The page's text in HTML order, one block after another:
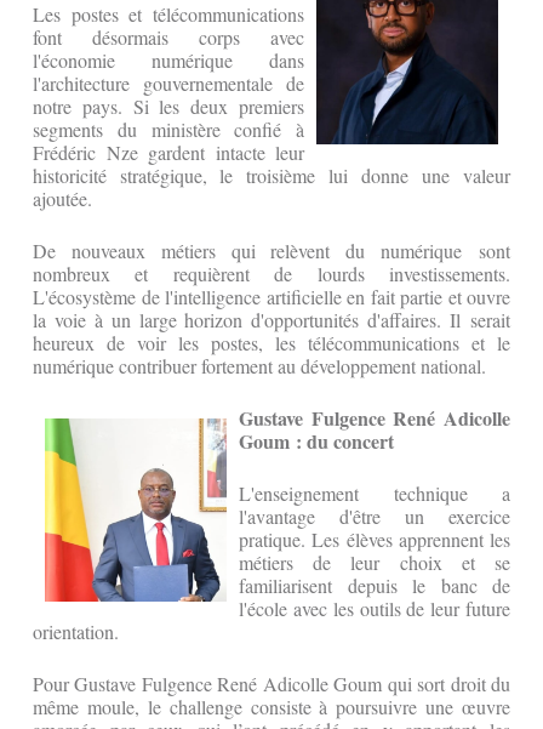
Les postes et télécommunications
font désormais corps avec
l'économie numérique dans
l'architecture gouvernementale de
notre pays. Si les deux premiers
segments du ministère confié à
Frédéric Nze gardent intacte leur
historicité stratégique, le troisième lui donne une valeur
ajoutée.
De nouveaux métiers qui relèvent du numérique sont
nombreux et requièrent de lourds investissements.
L'écosystème de l'intelligence artificielle en fait partie et ouvre
la voie à un large horizon d'opportunités d'affaires. Il serait
heureux de voir les postes, les télécommunications et le
numérique contribuer fortement au développement national.
Gustave Fulgence René Adicolle
Goum : du concert
L'enseignement technique a
l'avantage d'être un exercice
pratique. Les élèves apprennent les
métiers de leur choix et se
familiarisent depuis le banc de
l'école avec les outils de leur future
orientation.
Pour Gustave Fulgence René Adicolle Goum qui sort droit du
même moule, le challenge consiste à poursuivre une œuvre